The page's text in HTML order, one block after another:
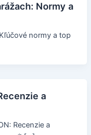
Normy a
normy a top
a
Recenzie a